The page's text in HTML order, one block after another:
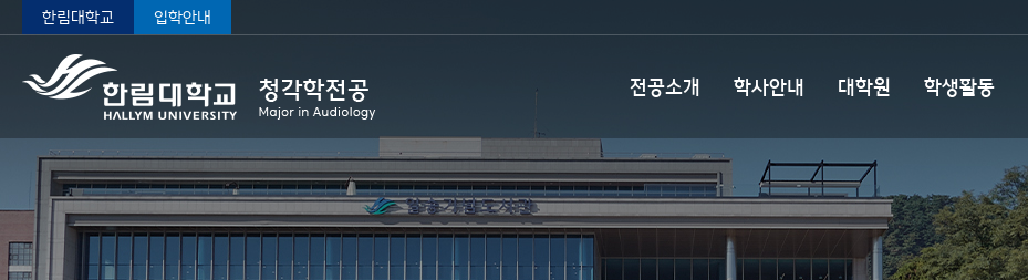
한림대학교 입학안내
전공소개 학사안내 대학원 학생활동